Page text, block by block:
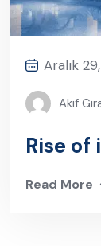
Aralık
Akif
Rise of
Read More